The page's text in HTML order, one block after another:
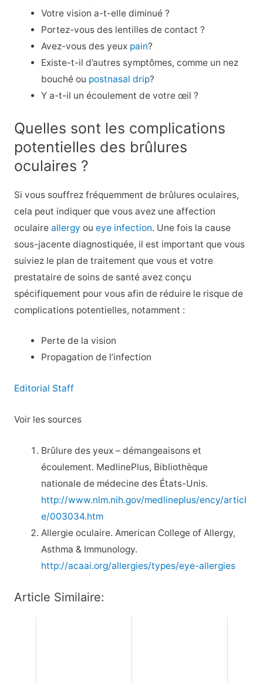
Votre vision a-t-elle diminué ?
Portez-vous des lentilles de contact ?
Avez-vous des yeux pain?
Existe-t-il d’autres symptômes, comme un nez
bouché ou postnasal drip?
Y a-t-il un écoulement de votre œil ?
Quelles sont les complications
potentielles des brûlures
oculaires ?
Si vous souffrez fréquemment de brûlures oculaires,
cela peut indiquer que vous avez une affection
oculaire allergy ou eye infection. Une fois la cause
sous-jacente diagnostiquée, il est important que vous
suiviez le plan de traitement que vous et votre
prestataire de soins de santé avez conçu
spécifiquement pour vous afin de réduire le risque de
complications potentielles, notamment :
Perte de la vision
Propagation de l’infection
Editorial Staff
Voir les sources
Brûlure des yeux – démangeaisons et
écoulement. MedlinePlus, Bibliothèque
nationale de médecine des États-Unis.
http://www.nlm.nih.gov/medlineplus/ency/articl
e/003034.htm
Allergie oculaire. American College of Allergy,
Asthma & Immunology.
http://acaai.org/allergies/types/eye-allergies
Article Similaire: